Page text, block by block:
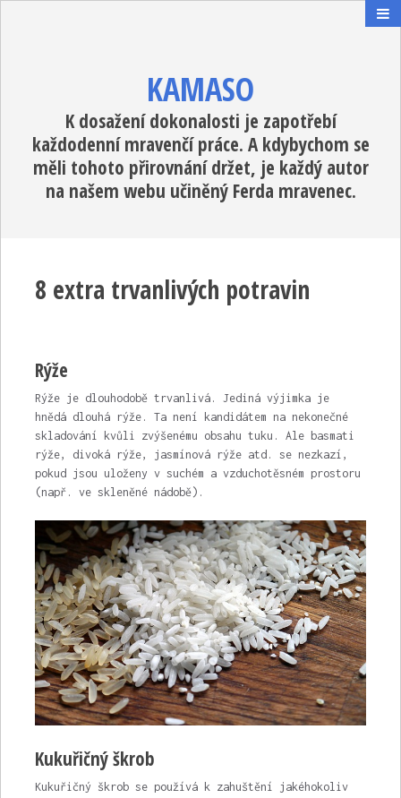
KAMASO
K dosažení dokonalosti je zapotřebí
každodenní mravenčí práce. A kdybychom se
měli tohoto přirovnání držet, je každý autor
na našem webu učiněný Ferda mravenec.
8 extra trvanlivých potravin
Rýže
Rýže je dlouhodobě trvanlivá. Jediná výjimka je
hnědá dlouhá rýže. Ta není kandidátem na nekonečné
skladování kvůli zvýšenému obsahu tuku. Ale basmati
rýže, divoká rýže, jasmínová rýže atd. se nezkazí,
pokud jsou uloženy v suchém a vzduchotěsném prostoru
(např. ve skleněné nádobě).
Kukuřičný škrob
Kukuřičný škrob se používá k zahuštění jakéhokoliv